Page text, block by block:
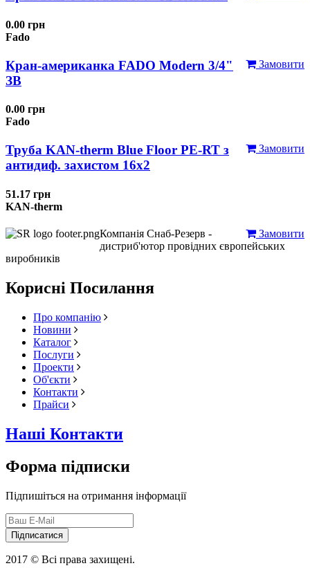
0.00 грн
Fado
Замовити
Кран-американка FADO Modern 3/4"
ЗВ
0.00 грн
Fado
Замовити
Труба KAN-therm Blue Floor PE-RT з
антидиф. захистом 16х2
51.17 грн
KAN-therm
Замовити
Компанія Снаб-Резерв -
дистриб'ютор провідних європейських
виробників
Корисні Посилання
Про компанію
Новини
Каталог
Послуги
Проекти
Об'єкти
Контакти
Прайси
Наші Контакти
Форма підписки
Підпишіться на отримання інформації
Підписатися
2017 © Всі права захищені.